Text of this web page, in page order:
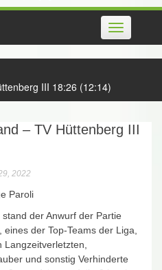
Toggle
navigation
III 18:26 (12:14)
– TV Hüttenberg III
2022
Paroli
der Anwurf der Partie
der Top-Teams der Liga,
und sonstig Verhinderte